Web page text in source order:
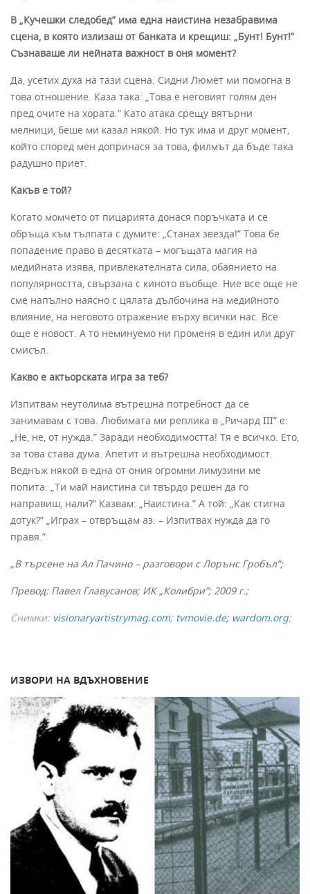
В „Кучешки следобед” има една наистина незабравима
сцена, в която излизаш от банката и крещиш: „Бунт! Бунт!”
Съзнаваше ли нейната важност в оня момент?
Да, усетих духа на тази сцена. Сидни Люмет ми помогна в
това отношение. Каза така: „Това е неговият голям ден
пред очите на хората.” Като атака срещу вятърни
мелници, беше ми казал някой. Но тук има и друг момент,
който според мен допринася за това, филмът да бъде така
радушно приет.
Какъв е той?
Когато момчето от пицарията донася поръчката и се
обръща към тълпата с думите: „Станах звезда!” Това бе
попадение право в десятката – могъщата магия на
медийната изява, привлекателната сила, обаянието на
популярността, свързана с киното въобще. Ние все още не
сме напълно наясно с цялата дълбочина на медийното
влияние, на неговото отражение върху всички нас. Все
още е новост. А то неминуемо ни променя в един или друг
смисъл.
Какво е актьорската игра за теб?
Изпитвам неутолима вътрешна потребност да се
занимавам с това. Любимата ми реплика в „Ричард III” е:
„Не, не, от нужда.” Заради необходимостта! Тя е всичко. Ето,
за това става дума. Апетит и вътрешна необходимост.
Веднъж някой в една от ония огромни лимузини ме
попита: „Ти май наистина си твърдо решен да го
направиш, нали?” Казвам: „Наистина.” А той: „Как стигна
дотук?” „Играх – отвръщам аз. – Изпитвах нужда да го
правя.”
„В търсене на Ал Пачино – разговори с Лорънс Гробъл”;
Превод: Павел Главусанов; ИК „Колибри”; 2009 г.;
Снимки: visionaryartistrymag.com; tvmovie.de; wardom.org;
ИЗВОРИ НА ВДЪХНОВЕНИЕ